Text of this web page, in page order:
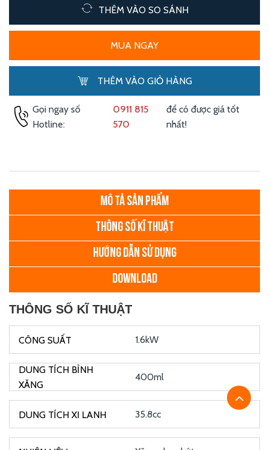
THÊM VÀO SO SÁNH
MUA NGAY
THÊM VÀO GIỎ HÀNG
Gọi ngay số
Hotline:
0911 815
570
để có được giá tốt
nhất!
MÔ TẢ SẢN PHẨM
THÔNG SỐ KĨ THUẬT
HƯỚNG DẪN SỬ DỤNG
DOWNLOAD
THÔNG SỐ KĨ THUẬT
1.6kW
400ml
35.8cc